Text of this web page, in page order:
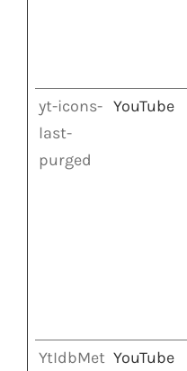
yt-icons-
last-
purged
YouTube
YtIdbMet YouTube